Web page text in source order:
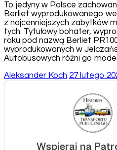
To jedyny w Polsce
Berliet wyprodukowanego
z najcenniejszych zabytków
tych. Tytułowy bohater,
roku pod nazwą Berliet
wyprodukowanych w
Autobusowych różni go
Aleksander Koch 27 lutego